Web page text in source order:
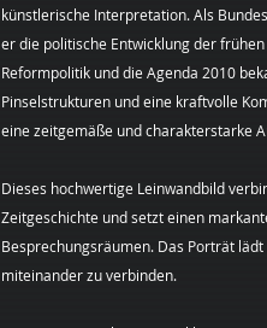
künstlerische Interpretation. Als
er die politische Entwicklung der
Reformpolitik und die Agenda 2010
Pinselstrukturen und eine kraftvolle
eine zeitgemäße und charakterstarke
Dieses hochwertige Leinwandbild
Zeitgeschichte und setzt einen
Besprechungsräumen. Das Porträt
miteinander zu verbinden.